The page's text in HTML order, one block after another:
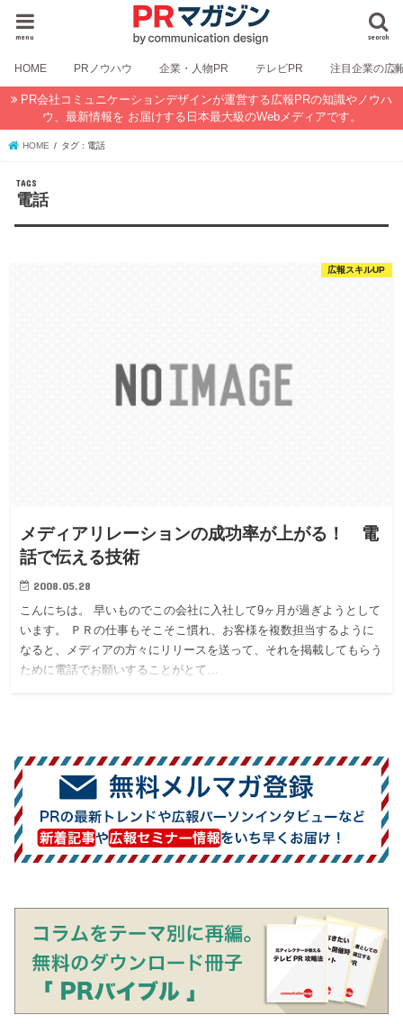
search
menu
HOME PRノウハウ 企業・人物PR テレビPR 注目企業の広
PR会社コミュニケーションデザインが運営する広報PRの知識やノウハ
ウ、最新情報を お届けする日本最大級のWebメディアです。
HOME タグ : 電話
電話
広報スキルUP
メディアリレーションの成功率が上がる！ 電
話で伝える技術
2008.05.28
こんにちは。 早いものでこの会社に入社して9ヶ月が過ぎようとして
います。 ＰＲの仕事もそこそこ慣れ、お客様を複数担当するように
なると、メディアの方々にリリースを送って、それを掲載してもらう
ために電話でお願いすることがとて…